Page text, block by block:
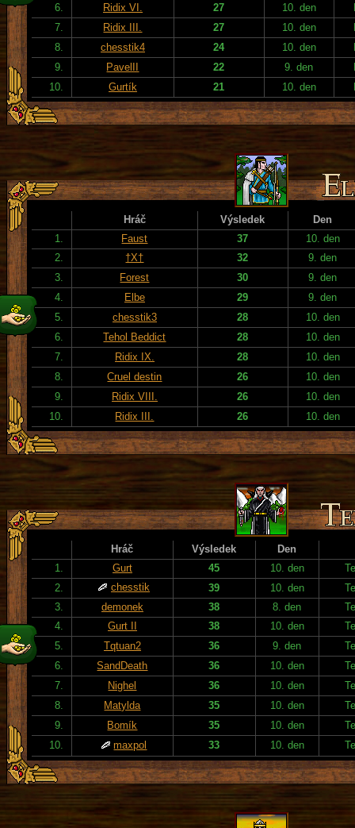
6.
Ridix VI. 27 10. den
7.
Ridix III. 27 10. den
8.
chesstik4 24 10. den
9.
PavelII 22 9. den
10.
Gurtík 21 10. den
Hráč Výsledek
Den
1.
Faust 37
10. den
2.
†X† 32
9. den
3.
Forest 30
9. den
4.
Elbe 29
9. den
5.
chesstik3 28
10. den
6.
Tehol Beddict 28
10. den
7.
Ridix IX. 28
10. den
8.
Cruel destin 26
10. den
9.
Ridix VIII. 26
10. den
10.
Ridix III. 26 10. den
Hráč Výsledek
Den
1.
Gurt 45 10. den
2.
chesstik 39 10. den
3.
demonek 38 8. den
4.
Gurt II 38 10. den
5.
Tqtuan2 36 9. den
6.
SandDeath 36 10. den
7.
Nighel 36 10. den
8.
Matylda 35 10. den
9.
Bomík 35 10. den
10.
maxpol 33 10. den